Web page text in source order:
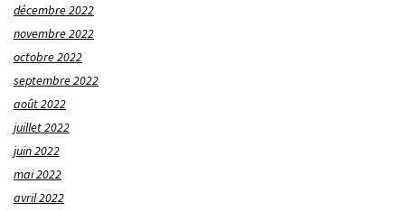
décembre 2022
novembre 2022
octobre 2022
septembre 2022
août 2022
juillet 2022
juin 2022
mai 2022
avril 2022